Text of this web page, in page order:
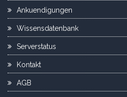
Ankuendigungen
Wissensdatenbank
Serverstatus
Kontakt
AGB